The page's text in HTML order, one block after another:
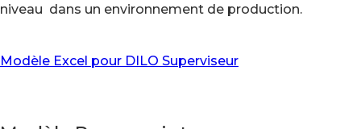
niveau dans un environnement de production.
Modèle Excel pour DILO Superviseur